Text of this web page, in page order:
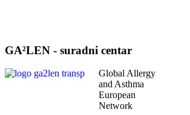
GA²LEN - suradni centar
Global Allergy
and Asthma
European
Network